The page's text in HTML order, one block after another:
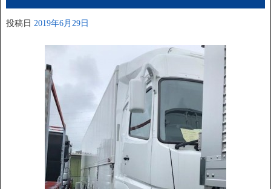
投稿日 2019年6月29日